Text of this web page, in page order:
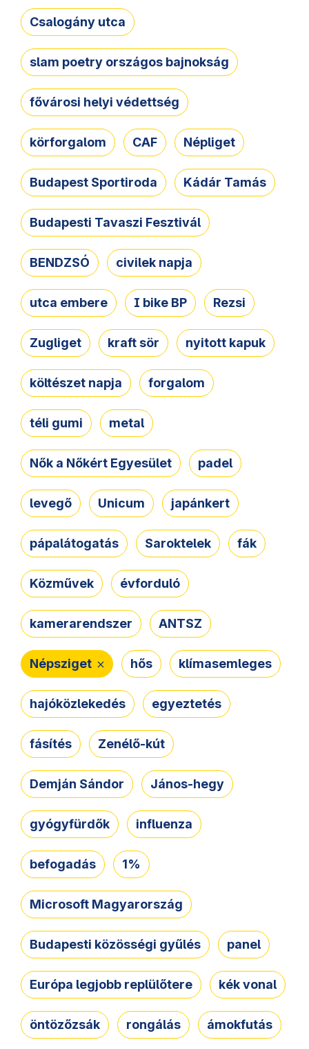
Csalogány utca
slam poetry országos bajnokság
fővárosi helyi védettség
körforgalom CAF Népliget
Budapest Sportiroda Kádár Tamás
Budapesti Tavaszi Fesztivál
BENDZSÓ civilek napja
utca embere I bike BP Rezsi
Zugliget kraft sör nyitott kapuk
költészet napja forgalom
téli gumi metal
Nők a Nőkért Egyesület padel
levegő Unicum japánkert
pápalátogatás Saroktelek fák
Közművek évforduló
kamerarendszer ANTSZ
Népsziget hős klímasemleges
hajóközlekedés egyeztetés
fásítés Zenélő-kút
Demján Sándor János-hegy
gyógyfürdők influenza
befogadás 1%
Microsoft Magyarország
Budapesti közösségi gyűlés panel
Európa legjobb replülőtere kék vonal
öntözőzsák rongálás ámokfutás